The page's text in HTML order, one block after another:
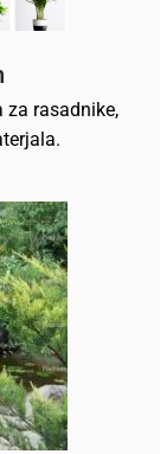
za rasadnike,